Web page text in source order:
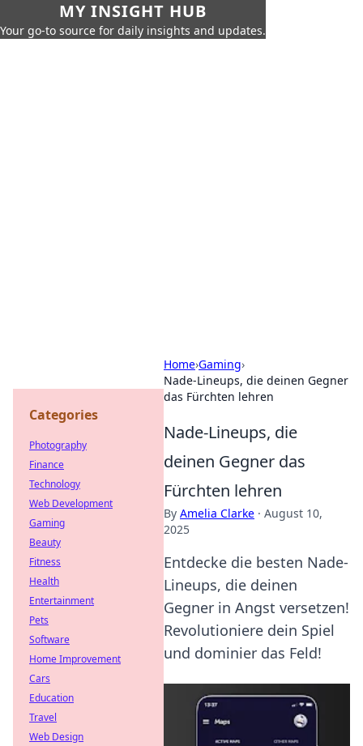
MY INSIGHT HUB
Your go-to source for daily insights and updates.
Home›Gaming›
Nade-Lineups, die deinen Gegner
das Fürchten lehren
Nade-Lineups, die
deinen Gegner das
Fürchten lehren
By Amelia Clarke · August 10,
2025
Entdecke die besten Nade-
Lineups, die deinen
Gegner in Angst versetzen!
Revolutioniere dein Spiel
und dominier das Feld!
Categories
Photography
Finance
Technology
Web Development
Gaming
Beauty
Fitness
Health
Entertainment
Pets
Software
Home Improvement
Cars
Education
Travel
Web Design